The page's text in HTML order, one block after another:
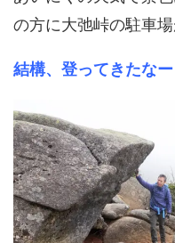
の方に大弛峠の駐車
結構、登ってきたなー